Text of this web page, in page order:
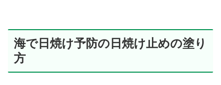
海で日焼け予防の日焼け止めの塗り
方